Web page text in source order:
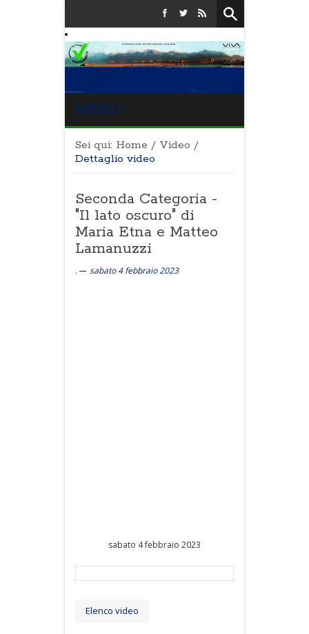
MENU
Sei qui: Home / Video /
Dettaglio video
Seconda Categoria -
"Il lato oscuro" di
Maria Etna e Matteo
Lamanuzzi
. sabato 4 febbraio 2023
sabato 4 febbraio 2023
Elenco video